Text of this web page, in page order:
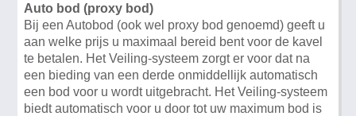
Auto bod (proxy bod)
Bij een Autobod (ook wel proxy bod genoemd) geeft u
aan welke prijs u maximaal bereid bent voor de kavel
te betalen. Het Veiling-systeem zorgt er voor dat na
een bieding van een derde onmiddellijk automatisch
een bod voor u wordt uitgebracht. Het Veiling-systeem
biedt automatisch voor u door tot uw maximum bod is